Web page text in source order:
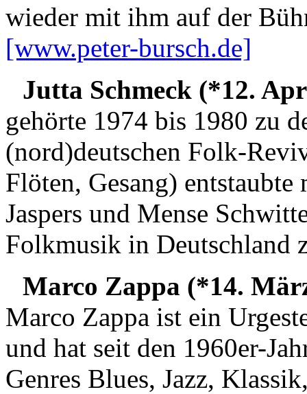
wieder mit ihm auf der
[www.peter-bursch.de]
Jutta Schmeck (*12.
gehörte 1974 bis 1980 zu
(nord)deutschen Folk-
Flöten, Gesang)
Jaspers und Mense
Folkmusik in Deutschland
Marco Zappa (*14.
Marco Zappa ist ein
und hat seit den 1960er-
Genres Blues, Jazz,